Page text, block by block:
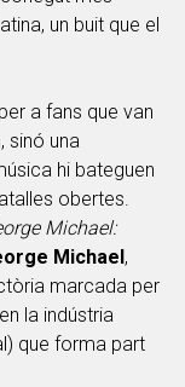
un buit que el
a fans que van
sinó una
hi bateguen
obertes.
Michael:
Michael,
marcada per
la indústria
que forma part